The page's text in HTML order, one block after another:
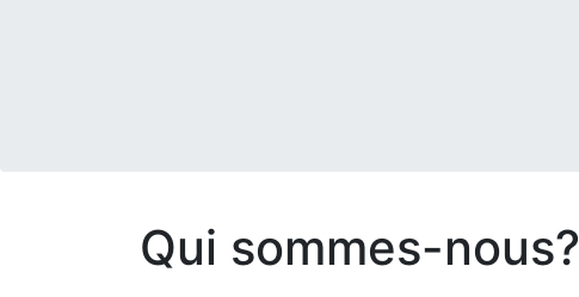
Qui sommes-nous?